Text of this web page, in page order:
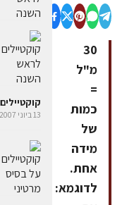
30
מ"ל
=
כמות
של
מידה
אחת.
לדוגמא:
13 ביוני 2007